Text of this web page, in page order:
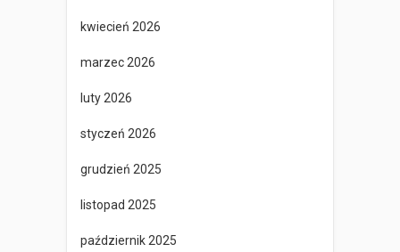
kwiecień 2026
marzec 2026
luty 2026
styczeń 2026
grudzień 2025
listopad 2025
październik 2025